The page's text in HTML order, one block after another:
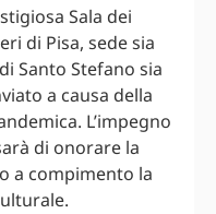
Sala dei
di Pisa, sede sia
Santo Stefano sia
a causa della
L’impegno
di onorare la
a compimento la